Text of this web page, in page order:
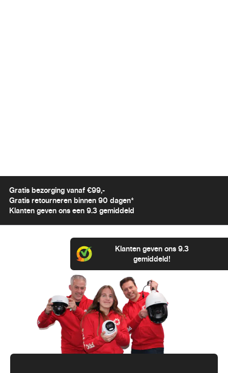
Gratis bezorging vanaf €99,-
Gratis retourneren binnen 90 dagen*
Klanten geven ons een 9.3 gemiddeld
Klanten geven ons 9.3
gemiddeld!